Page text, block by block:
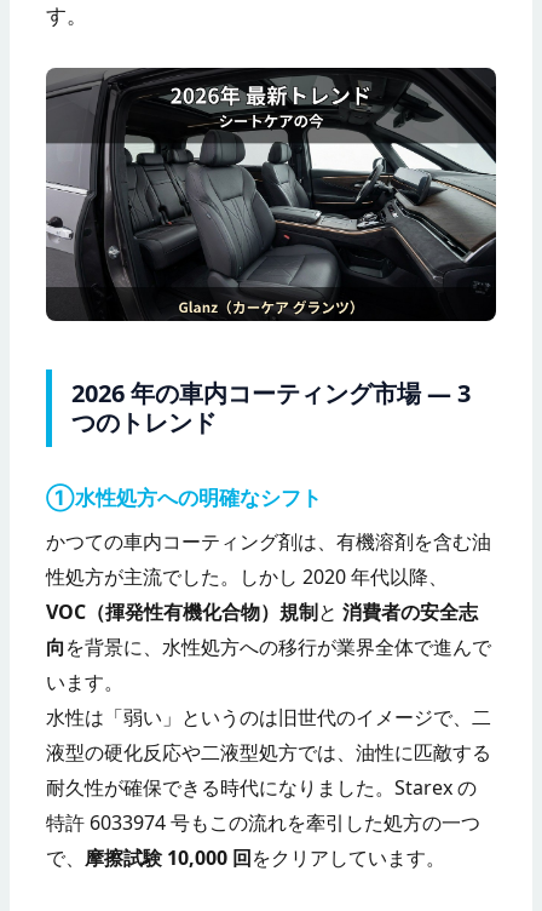
す。
2026 年の車内コーティング市場 — 3
つのトレンド
①水性処方への明確なシフト
かつての車内コーティング剤は、有機溶剤を含む油
性処方が主流でした。しかし 2020 年代以降、
VOC（揮発性有機化合物）規制と消費者の安全志
向を背景に、水性処方への移行が業界全体で進んで
います。
水性は「弱い」というのは旧世代のイメージで、二
液型の硬化反応や二液型処方では、油性に匹敵する
耐久性が確保できる時代になりました。Starex の
特許 6033974 号もこの流れを牽引した処方の一つ
で、 摩擦試験 10,000 回をクリアしています。